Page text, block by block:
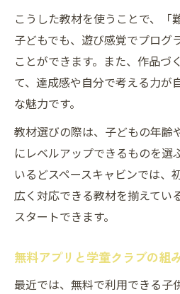
こうした教材を使うことで、「
子どもでも、遊び感覚でプログ
ことができます。また、作品づ
て、達成感や自分で考える力が
な魅力です。
教材選びの際は、子どもの年齢
にレベルアップできるものを選
いるどスペースキャビンでは、
広く対応できる教材を揃えてい
スタートできます。
無料アプリと学童クラブの組
最近では、無料で利用できる子